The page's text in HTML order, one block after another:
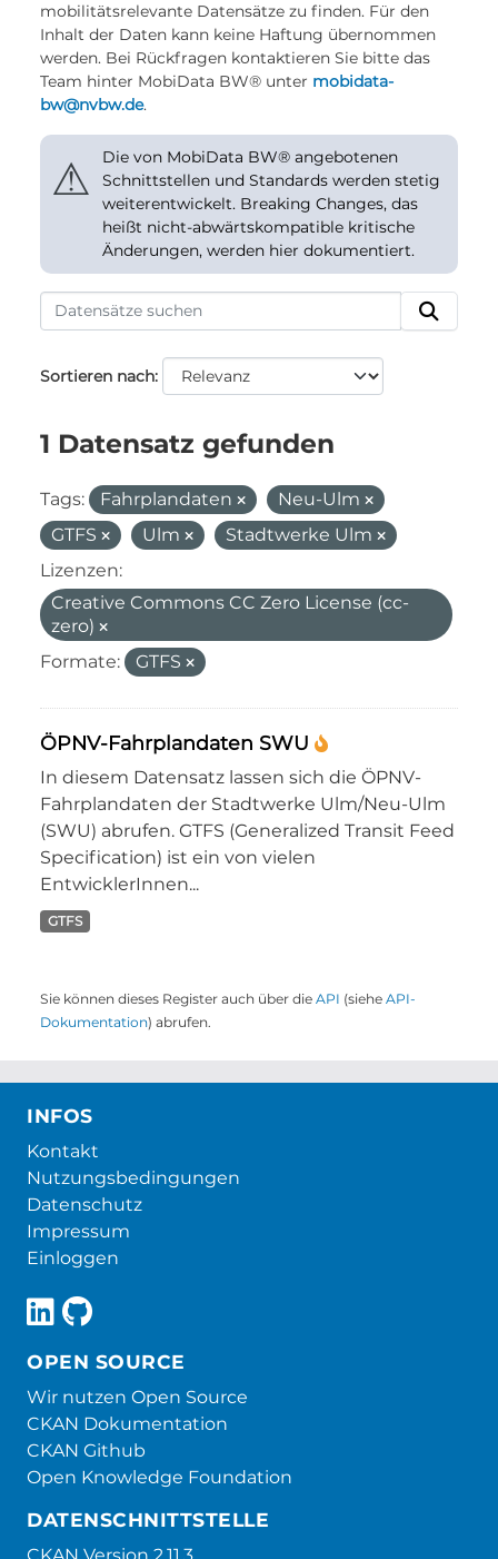
mobilitätsrelevante Datensätze zu finden. Für den
Inhalt der Daten kann keine Haftung übernommen
werden. Bei Rückfragen kontaktieren Sie bitte das
Team hinter MobiData BW® unter mobidata-
bw@nvbw.de.
⚠
Die von MobiData BW® angebotenen
Schnittstellen und Standards werden stetig
weiterentwickelt. Breaking Changes, das
heißt nicht-abwärtskompatible kritische
Änderungen, werden hier dokumentiert.
Sortieren nach
1 Datensatz gefunden
Tags: Fahrplandaten
Neu-Ulm
GTFS
Ulm
Stadtwerke Ulm
Lizenzen:
Creative Commons CC Zero License (cc-
zero)
Formate:
GTFS
ÖPNV-Fahrplandaten SWU
In diesem Datensatz lassen sich die ÖPNV-
Fahrplandaten der Stadtwerke Ulm/Neu-Ulm
(SWU) abrufen. GTFS (Generalized Transit Feed
Specification) ist ein von vielen
EntwicklerInnen...
GTFS
Sie können dieses Register auch über die API (siehe API-
Dokumentation) abrufen.
INFOS
Kontakt
Nutzungsbedingungen
Datenschutz
Impressum
Einloggen
OPEN SOURCE
Wir nutzen Open Source
CKAN Dokumentation
CKAN Github
Open Knowledge Foundation
DATENSCHNITTSTELLE